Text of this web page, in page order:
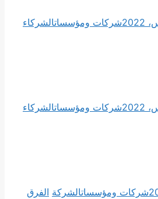
شركات ومؤسساتالشركاء
شركات ومؤسساتالشركاء
شركات ومؤسساتالشركة الفرق